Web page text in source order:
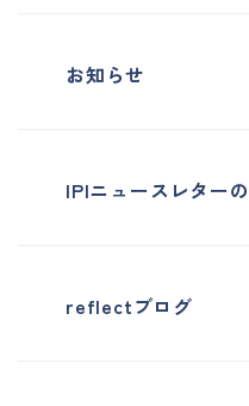
お知らせ
IPIニュースレター
reflectブログ